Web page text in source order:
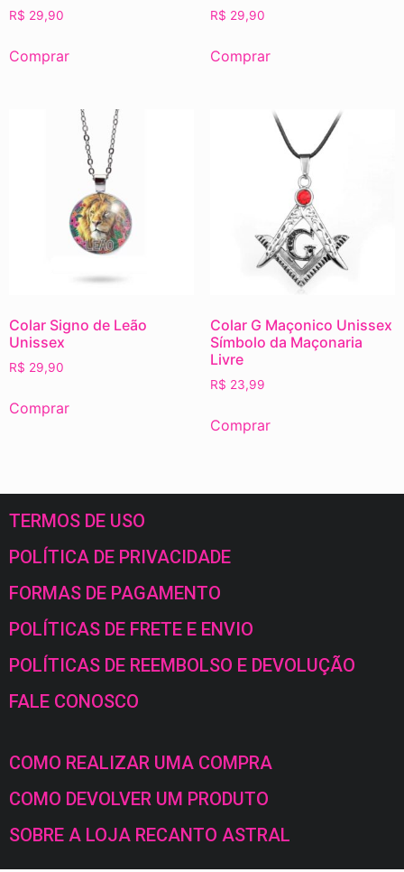
R$ 29,90
Comprar
R$ 29,90
Comprar
Colar Signo de Leão
Unissex
R$ 29,90
Comprar
Colar G Maçonico Unissex
Símbolo da Maçonaria
Livre
R$ 23,99
Comprar
TERMOS DE USO
POLÍTICA DE PRIVACIDADE
FORMAS DE PAGAMENTO
POLÍTICAS DE FRETE E ENVIO
POLÍTICAS DE REEMBOLSO E DEVOLUÇÃO
FALE CONOSCO
COMO REALIZAR UMA COMPRA
COMO DEVOLVER UM PRODUTO
SOBRE A LOJA RECANTO ASTRAL